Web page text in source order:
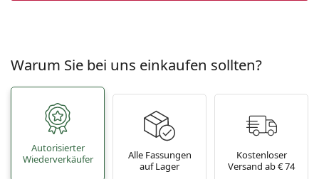
Warum Sie bei uns einkaufen sollten?
Autorisierter
Wiederverkäufer
Alle Fassungen
auf Lager
Kostenloser
Versand ab € 74